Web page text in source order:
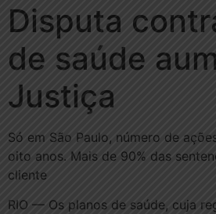
Disputa
de saúde
Justiça
Só em São Paulo, número de
oito anos. Mais de 90% das
cliente
RIO — Os planos de saúde, cuja